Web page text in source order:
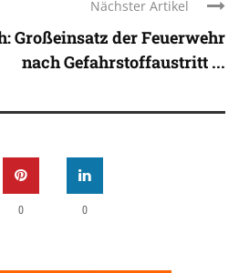
Nächster Artikel
Großeinsatz der Feuerwehr
nach Gefahrstoffaustritt ...
0 0